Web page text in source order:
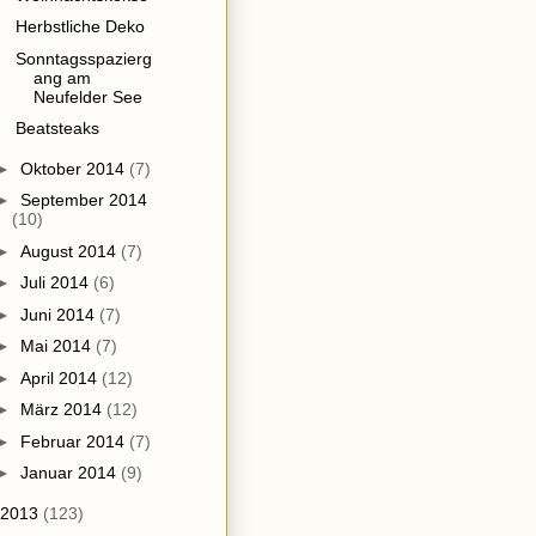
Herbstliche Deko
Sonntagsspazierg
ang am
Neufelder See
Beatsteaks
Oktober 2014 (7)
September 2014
(10)
August 2014 (7)
Juli 2014 (6)
Juni 2014 (7)
Mai 2014 (7)
April 2014 (12)
März 2014 (12)
Februar 2014 (7)
Januar 2014 (9)
2013 (123)